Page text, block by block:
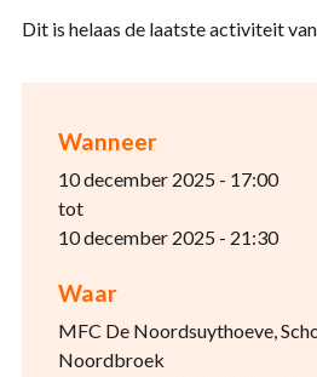
Wanneer
10 december 2025 - 17:00
tot
10 december 2025 - 21:30
Waar
MFC De Noordsuythoeve,
Noordbroek
Dit is helaas de laatste activiteit